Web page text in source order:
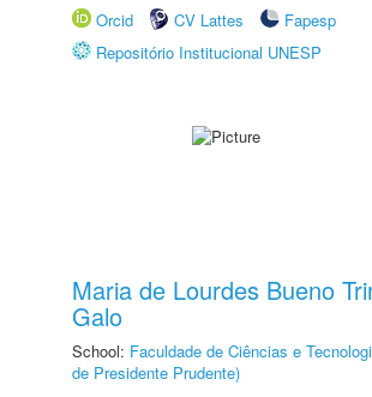
Orcid
CV Lattes
Fapesp
Repositório Institucional UNESP
Maria de Lourdes Bueno
Galo
School: Faculdade de Ciências e
de Presidente Prudente)